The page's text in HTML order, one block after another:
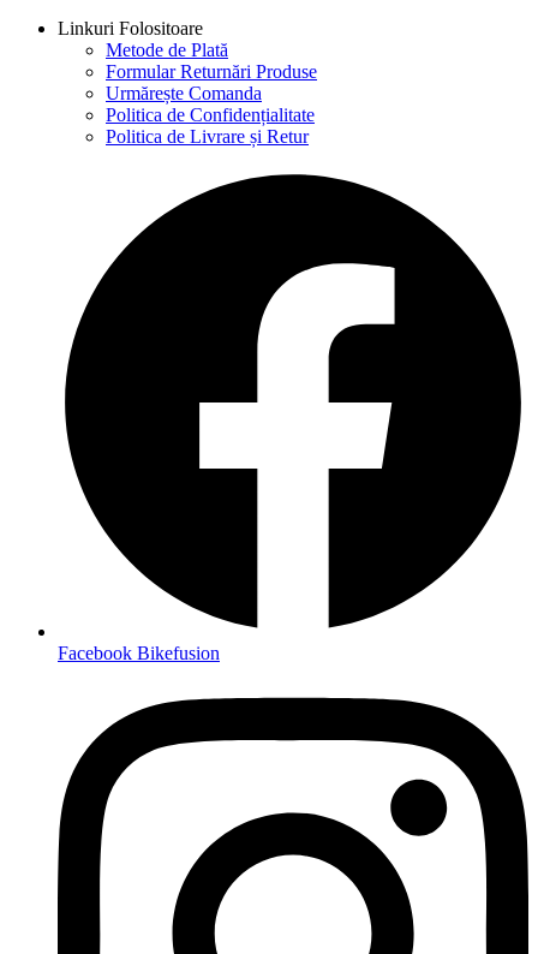
Linkuri Folositoare
Metode de Plată
Formular Returnări Produse
Urmărește Comanda
Politica de Confidențialitate
Politica de Livrare și Retur
Facebook Bikefusion